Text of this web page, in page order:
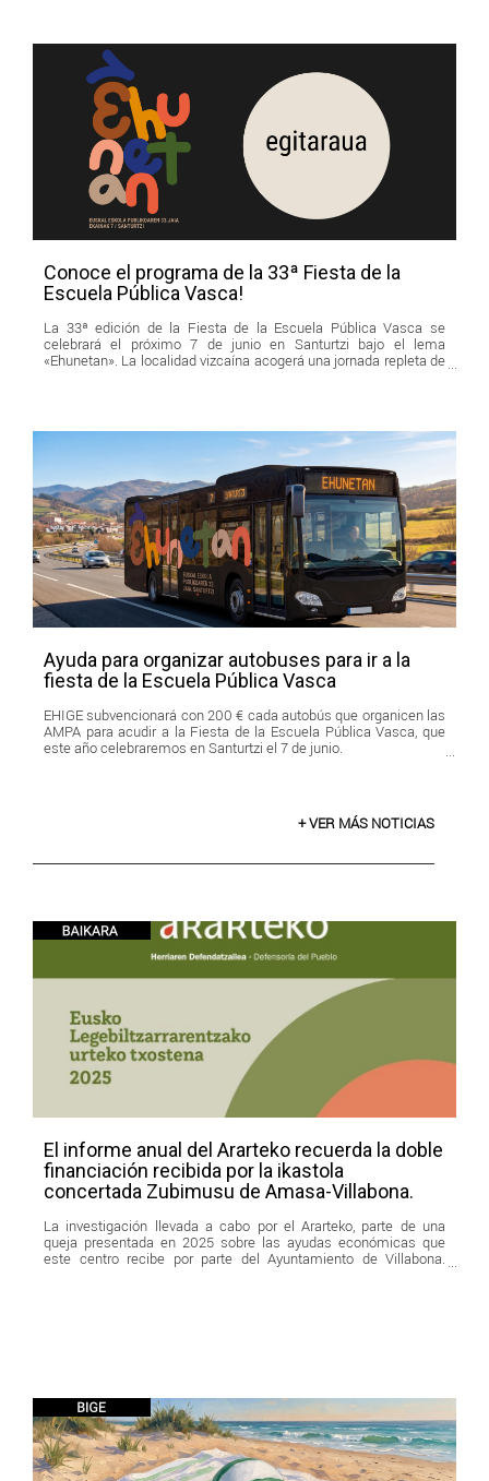
Conoce el programa de la 33ª Fiesta de la
Escuela Pública Vasca!
La 33ª edición de la Fiesta de la Escuela Pública Vasca se
celebrará el próximo 7 de junio en Santurtzi bajo el lema
«Ehunetan». La localidad vizcaína acogerá una jornada repleta de
Ayuda para organizar autobuses para ir a la
fiesta de la Escuela Pública Vasca
EHIGE subvencionará con 200 € cada autobús que organicen las
AMPA para acudir a la Fiesta de la Escuela Pública Vasca, que
este año celebraremos en Santurtzi el 7 de junio.
+ VER MÁS NOTICIAS
El informe anual del Ararteko recuerda la doble
financiación recibida por la ikastola
concertada Zubimusu de Amasa-Villabona.
La investigación llevada a cabo por el Ararteko, parte de una
queja presentada en 2025 sobre las ayudas económicas que
este centro recibe por parte del Ayuntamiento de Villabona.